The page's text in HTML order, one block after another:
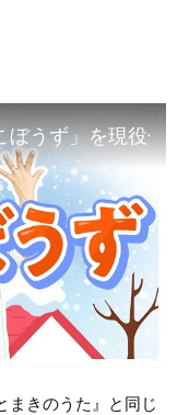
うず」を現役
まきのうた』と同じ